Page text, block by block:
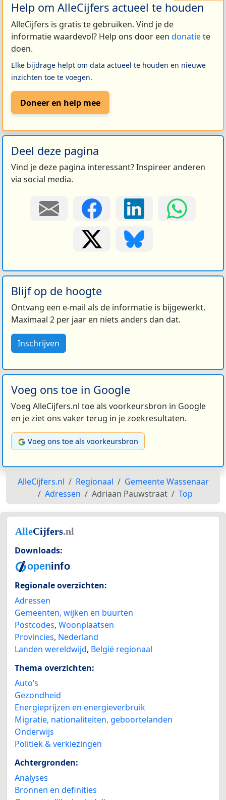
Help om AlleCijfers actueel te houden
AlleCijfers is gratis te gebruiken. Vind je de
informatie waardevol? Help ons door een donatiete
doen.
Elke bijdrage helpt om data actueel te houden en nieuwe
inzichten toe te voegen.
Doneer en help mee
Deel deze pagina
Vind je deze pagina interessant? Inspireer anderen
via social media.
Blijf op de hoogte
Ontvang een e-mail als de informatie is bijgewerkt.
Maximaal 2 per jaar en niets anders dan dat.
Inschrijven
Voeg ons toe in Google
Voeg AlleCijfers.nl toe als voorkeursbron in Google
en je ziet ons vaker terug in je zoekresultaten.
Voeg ons toe als voorkeursbron
AlleCijfers.nl Regionaal
Gemeente Wassenaar
Adressen
Adriaan Pauwstraat Top
Downloads:
Regionale overzichten:
Adressen
Gemeenten, wijken en buurten
Postcodes, Woonplaatsen
Provincies, Nederland
Landen wereldwijd, België regionaal
Thema overzichten:
Auto’s
Gezondheid
Energieprijzen en energieverbruik
Migratie, nationaliteiten, geboortelanden
Onderwijs
Politiek & verkiezingen
Achtergronden:
Analyses
Bronnen en definities